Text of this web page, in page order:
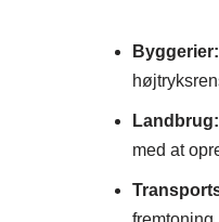
Byggerier:
Landbrug:
med at